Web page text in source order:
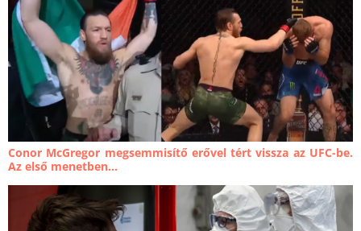
Conor McGregor megsemmisítő erővel tért vissza az UFC-be.
Az első menetben...